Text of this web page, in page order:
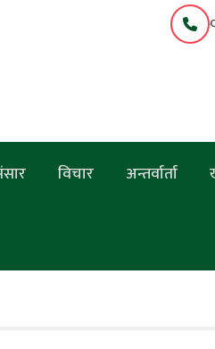
विचार अन्तर्वार्ता